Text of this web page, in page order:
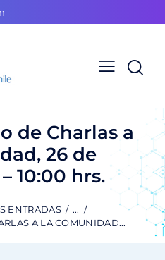
de Charlas a
26 de
10:00 hrs.
ENTRADAS
...
A LA COMUNIDAD...